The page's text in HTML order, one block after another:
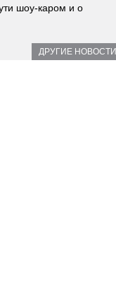
шоу-каром и о
ДРУГИЕ НОВОСТИ